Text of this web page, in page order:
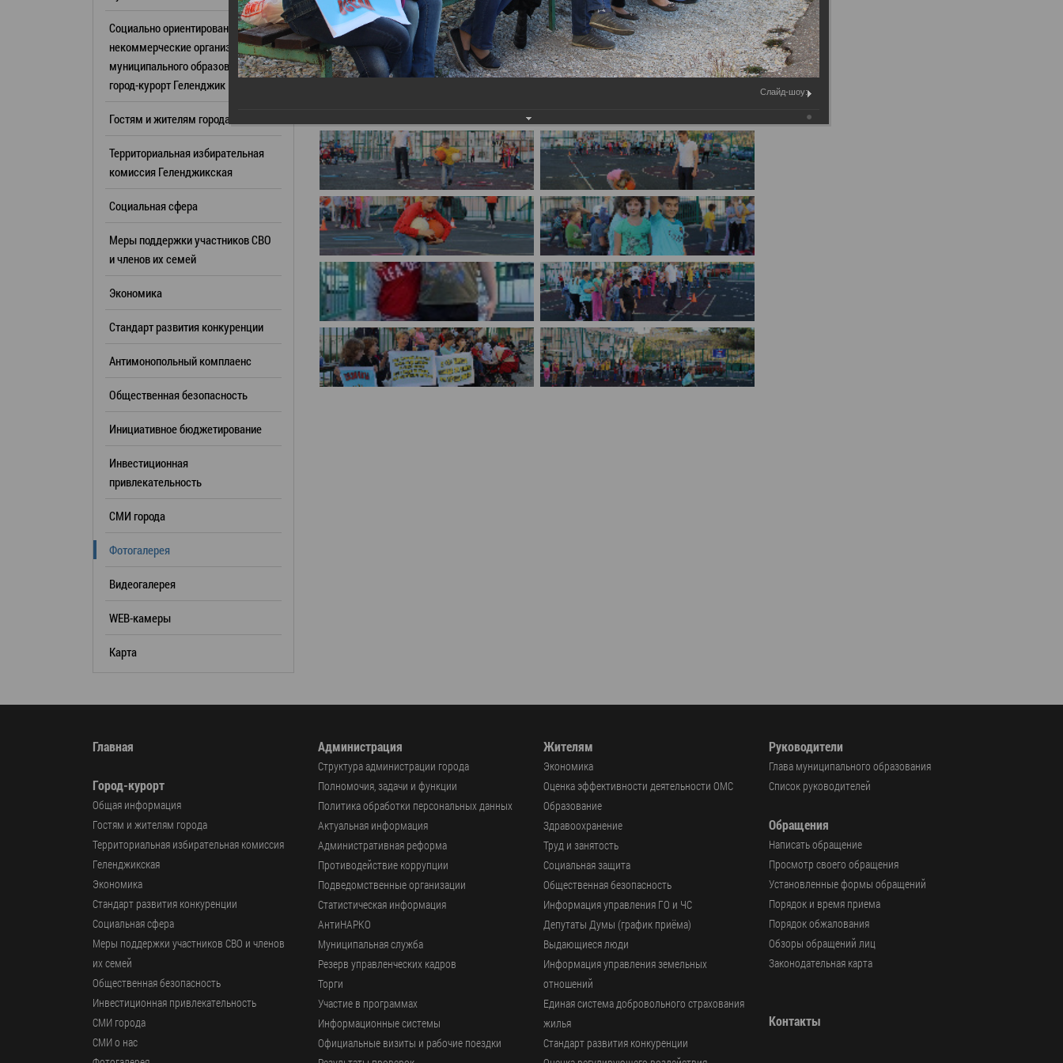
Антимонопольный комплаенс
Общественная безопасность
Инициативное бюджетирование
Инвестиционная
РУКОВОДИТЕЛИ
Список руководителей
Резерв управленческих кадров
Торги
Сведения о нестационарных
субъектов МСП
Участие в программах
Проектная деятельность
Информационные системы
Официальные визиты и рабочие
поездки
Результаты проверок
Профсоюзные организации
имуществе и обязательствах
имущественного характера
План работы и график сессий
Написать обращение
Просмотр своего обращения
Установленные формы
обращений
Порядок и время приема
Порядок обжалования
Обзоры обращений лиц
Законодательная карта
Порядок оказания бесплатной
юридической помощи
Муниципальное имущество
Муниципально-частное
партнёрство
Региональный государственный
Документы о выявлении
Социально ориентированные
некоммерческие организации
муниципального образования
город-курорт Геленджик
Гостям и жителям города
Территориальная избирательная
комиссия Геленджикcкая
Социальная сфера
Меры поддержки участников СВО
и членов их семей
Экономика
Стандарт развития конкуренции
Антимонопольный комплаенс
Общественная безопасность
Инициативное бюджетирование
Инвестиционная
привлекательность
СМИ города
Фотогалерея
Видеогалерея
WEB-камеры
Карта
Главная
Город-курорт
Общая информация
Гостям и жителям города
Территориальная избирательная комиссия
Геленджикcкая
Экономика
Стандарт развития конкуренции
Социальная сфера
Меры поддержки участников СВО и членов
их семей
Общественная безопасность
Инвестиционная привлекательность
СМИ города
СМИ о нас
Администрация
Структура администрации города
Полномочия, задачи и функции
Политика обработки персональных данных
Актуальная информация
Административная реформа
Противодействие коррупции
Подведомственные организации
Статистическая информация
АнтиНАРКО
Муниципальная служба
Резерв управленческих кадров
Торги
Участие в программах
Информационные системы
Официальные визиты и рабочие поездки
Жителям
Экономика
Оценка эффективности деятельности ОМС
Образование
Здравоохранение
Труд и занятость
Социальная защита
Общественная безопасность
Информация управления ГО и ЧС
Депутаты Думы (график приёма)
Выдающиеся люди
Информация управления земельных
отношений
Единая система добровольного страхования
жилья
Стандарт развития конкуренции
Руководители
Глава муниципального образования
Список руководителей
Обращения
Написать обращение
Просмотр своего обращения
Установленные формы обращений
Порядок и время приема
Порядок обжалования
Обзоры обращений лиц
Законодательная карта
Контакты
Слайд-шоу: